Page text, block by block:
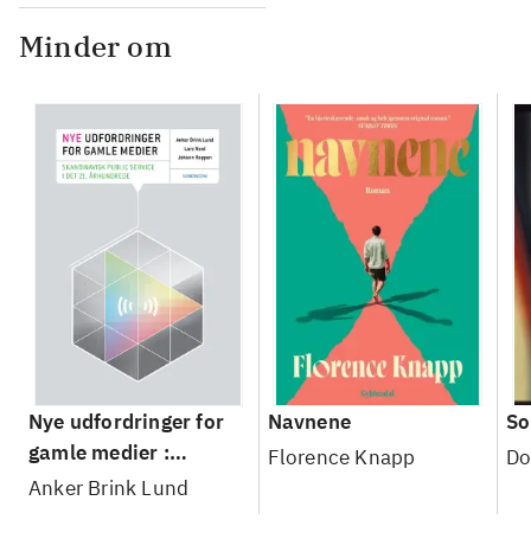
Minder om
Nye udfordringer for
gamle medier :
Skandinavisk public
Anker Brink Lund
Navnene
Florence Knapp